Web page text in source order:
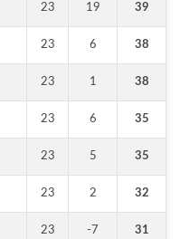
23 19 39
23 6 38
23 1 38
23 6 35
23 5 35
23 2 32
23 -7 31